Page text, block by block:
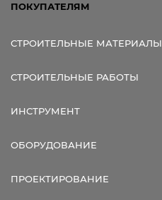
ПОКУПАТЕЛЯМ
СТРОИТЕЛЬНЫЕ МАТЕРИАЛЫ
СТРОИТЕЛЬНЫЕ РАБОТЫ
ИНСТРУМЕНТ
ОБОРУДОВАНИЕ
ПРОЕКТИРОВАНИЕ